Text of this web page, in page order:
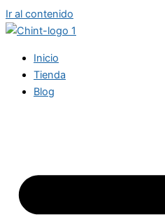
Ir al contenido
Inicio
Tienda
Blog